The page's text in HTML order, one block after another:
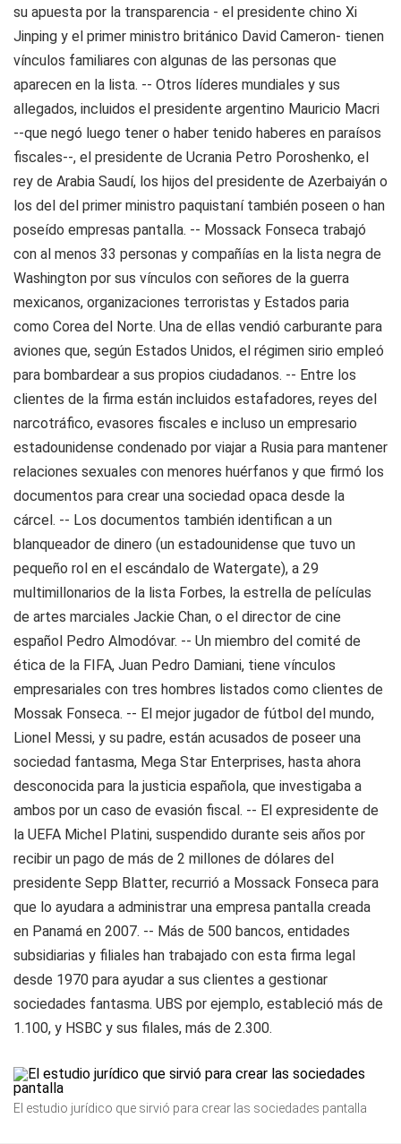
su apuesta por la transparencia - el presidente chino Xi
Jinping y el primer ministro británico David Cameron- tienen
vínculos familiares con algunas de las personas que
aparecen en la lista. -- Otros líderes mundiales y sus
allegados, incluidos el presidente argentino Mauricio Macri
--que negó luego tener o haber tenido haberes en paraísos
fiscales--, el presidente de Ucrania Petro Poroshenko, el
rey de Arabia Saudí, los hijos del presidente de Azerbaiyán o
los del del primer ministro paquistaní también poseen o han
poseído empresas pantalla. -- Mossack Fonseca trabajó
con al menos 33 personas y compañías en la lista negra de
Washington por sus vínculos con señores de la guerra
mexicanos, organizaciones terroristas y Estados paria
como Corea del Norte. Una de ellas vendió carburante para
aviones que, según Estados Unidos, el régimen sirio empleó
para bombardear a sus propios ciudadanos. -- Entre los
clientes de la firma están incluidos estafadores, reyes del
narcotráfico, evasores fiscales e incluso un empresario
estadounidense condenado por viajar a Rusia para mantener
relaciones sexuales con menores huérfanos y que firmó los
documentos para crear una sociedad opaca desde la
cárcel. -- Los documentos también identifican a un
blanqueador de dinero (un estadounidense que tuvo un
pequeño rol en el escándalo de Watergate), a 29
multimillonarios de la lista Forbes, la estrella de películas
de artes marciales Jackie Chan, o el director de cine
español Pedro Almodóvar. -- Un miembro del comité de
ética de la FIFA, Juan Pedro Damiani, tiene vínculos
empresariales con tres hombres listados como clientes de
Mossak Fonseca. -- El mejor jugador de fútbol del mundo,
Lionel Messi, y su padre, están acusados de poseer una
sociedad fantasma, Mega Star Enterprises, hasta ahora
desconocida para la justicia española, que investigaba a
ambos por un caso de evasión fiscal. -- El expresidente de
la UEFA Michel Platini, suspendido durante seis años por
recibir un pago de más de 2 millones de dólares del
presidente Sepp Blatter, recurrió a Mossack Fonseca para
que lo ayudara a administrar una empresa pantalla creada
en Panamá en 2007. -- Más de 500 bancos, entidades
subsidiarias y filiales han trabajado con esta firma legal
desde 1970 para ayudar a sus clientes a gestionar
sociedades fantasma. UBS por ejemplo, estableció más de
1.100, y HSBC y sus filales, más de 2.300.
El estudio jurídico que sirvió para crear las sociedades pantalla